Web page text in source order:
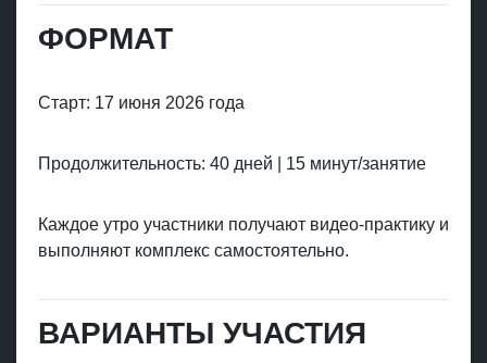
ФОРМАТ
Старт: 17 июня 2026 года
Продолжительность: 40 дней | 15 минут/занятие
Каждое утро участники получают видео-практику и
выполняют комплекс самостоятельно.
ВАРИАНТЫ УЧАСТИЯ